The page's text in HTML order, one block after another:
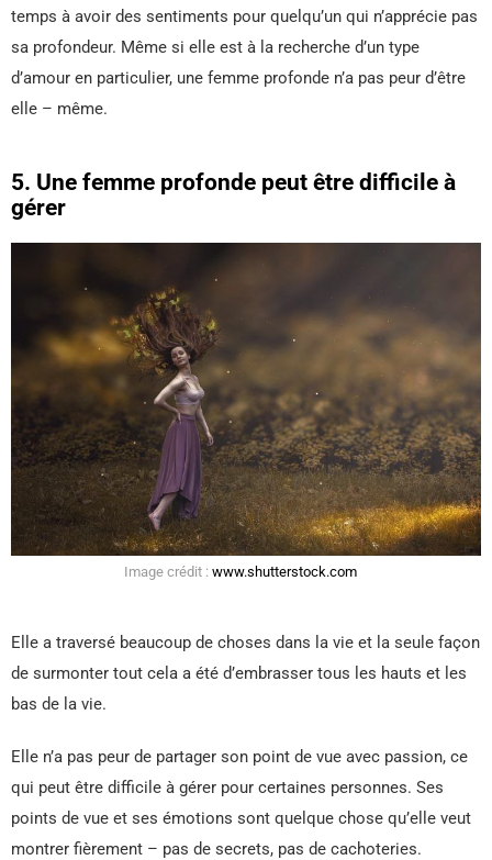
temps à avoir des sentiments pour quelqu’un qui n’apprécie pas
sa profondeur. Même si elle est à la recherche d’un type
d’amour en particulier, une femme profonde n’a pas peur d’être
elle – même.
5. Une femme profonde peut être difficile à
gérer
Image crédit : www.shutterstock.com
Elle a traversé beaucoup de choses dans la vie et la seule façon
de surmonter tout cela a été d’embrasser tous les hauts et les
bas de la vie.
Elle n’a pas peur de partager son point de vue avec passion, ce
qui peut être difficile à gérer pour certaines personnes. Ses
points de vue et ses émotions sont quelque chose qu’elle veut
montrer fièrement – pas de secrets, pas de cachoteries.